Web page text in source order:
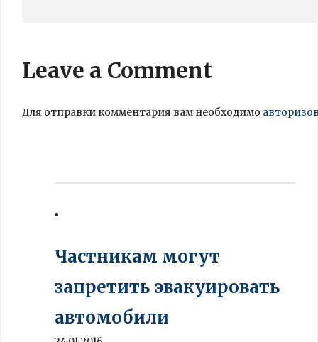
Leave a Comment
Для отправки комментария вам необходимо
Частникам могут
запретить эвакуировать
автомобили